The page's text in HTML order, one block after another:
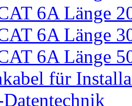
6A Länge
6A Länge
6A Länge
für